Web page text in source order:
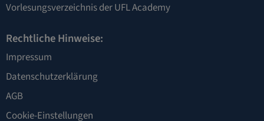
Vorlesungsverzeichnis der UFL Academy
Rechtliche Hinweise:
Impressum
Datenschutzerklärung
AGB
Cookie-Einstellungen